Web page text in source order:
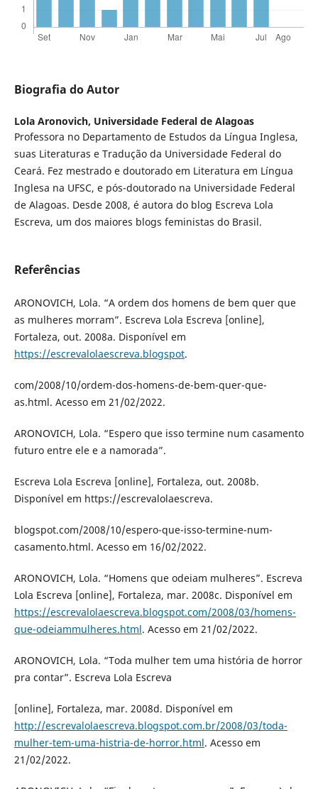
Biografia do Autor
Lola Aronovich, Universidade Federal de Alagoas
Professora no Departamento de Estudos da Língua Inglesa,
suas Literaturas e Tradução da Universidade Federal do
Ceará. Fez mestrado e doutorado em Literatura em Língua
Inglesa na UFSC, e pós-doutorado na Universidade Federal
de Alagoas. Desde 2008, é autora do blog Escreva Lola
Escreva, um dos maiores blogs feministas do Brasil.
Referências
ARONOVICH, Lola. “A ordem dos homens de bem quer que
as mulheres morram”. Escreva Lola Escreva [online],
Fortaleza, out. 2008a. Disponível em
https://escrevalolaescreva.blogspot.
com/2008/10/ordem-dos-homens-de-bem-quer-que-
as.html. Acesso em 21/02/2022.
ARONOVICH, Lola. “Espero que isso termine num casamento
futuro entre ele e a namorada”.
Escreva Lola Escreva [online], Fortaleza, out. 2008b.
Disponível em https://escrevalolaescreva.
blogspot.com/2008/10/espero-que-isso-termine-num-
casamento.html. Acesso em 16/02/2022.
ARONOVICH, Lola. “Homens que odeiam mulheres”. Escreva
Lola Escreva [online], Fortaleza, mar. 2008c. Disponível em
https://escrevalolaescreva.blogspot.com/2008/03/homens-
que-odeiammulheres.html. Acesso em 21/02/2022.
ARONOVICH, Lola. “Toda mulher tem uma história de horror
pra contar”. Escreva Lola Escreva
[online], Fortaleza, mar. 2008d. Disponível em
http://escrevalolaescreva.blogspot.com.br/2008/03/toda-
mulher-tem-uma-histria-de-horror.html. Acesso em
21/02/2022.